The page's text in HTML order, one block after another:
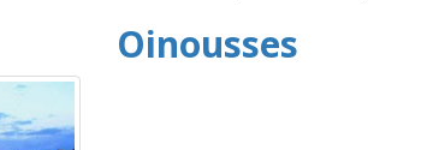
Oinousses